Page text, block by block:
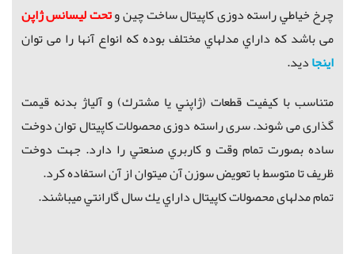
چرخ خياطي راسته دوزی کاپیتال ساخت چین وتحت لیسانس ژاپن
می باشد که داراي مدلهاي مختلف بوده که انواع آنها را می توان
اینجادید.
متناسب با كيفيت قطعات (ژاپني يا مشترك) و آلياژ بدنه قیمت
گذاری می شوند. سری راسته دوزی محصولات کاپیتال توان دوخت
ساده بصورت تمام وقت و كاربري صنعتي را دارد. جهت دوخت
ظريف تا متوسط با تعويض سوزن آن ميتوان از آن استفاده كرد.
تمام مدلهای محصولات کاپیتال داراي يك سال گارانتي ميباشند.